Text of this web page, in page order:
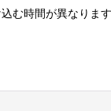
む時間が異なりま